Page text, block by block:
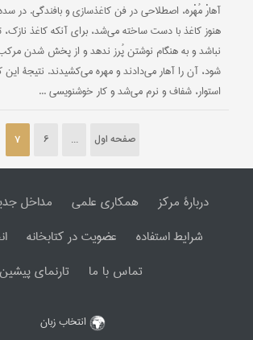
آهارْ مُهْره، اصطلاحی در فن كاغذسازی و بافندگی. در
هنوز كاغذ با دست ساخته می‌شد، برای آنكه كاغذ
نباشد و به هنگام نوشتن پُرز ندهد و از پخش شدن
شود، آن را آهار می‌دادند و مهره می‌كشیدند. نتیجۀ این
استوار، شفاف و نرم می‌شد و كار خوشنویسی ...
صفحه اول ...
6
7
دربارۀ مرکز همکاری علمی مداخل
شرایط استفاده
عضویت در کتابخانه
تماس با ما
تارنمای پیشین
انتخاب زبان